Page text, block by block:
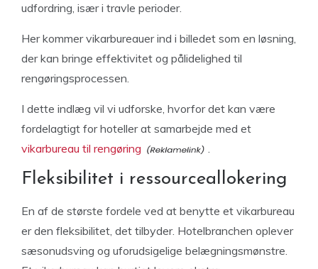
udfordring, især i travle perioder.
Her kommer vikarbureauer ind i billedet som en løsning,
der kan bringe effektivitet og pålidelighed til
rengøringsprocessen.
I dette indlæg vil vi udforske, hvorfor det kan være
fordelagtigt for hoteller at samarbejde med et
vikarbureau til rengøring
.
Fleksibilitet i ressourceallokering
En af de største fordele ved at benytte et vikarbureau
er den fleksibilitet, det tilbyder. Hotelbranchen oplever
sæsonudsving og uforudsigelige belægningsmønstre.